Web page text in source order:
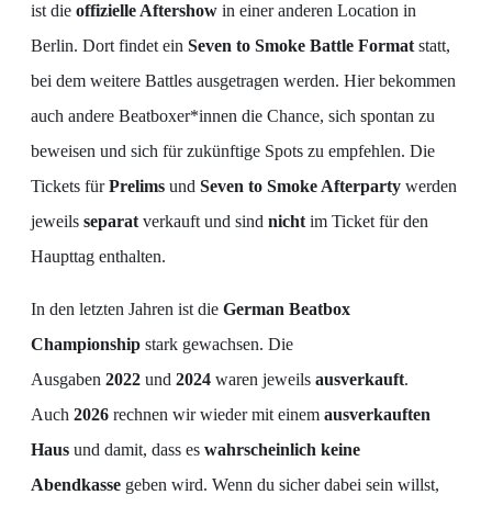
ist die offizielle Aftershow in einer anderen Location in
Berlin. Dort findet ein Seven to Smoke Battle Format statt,
bei dem weitere Battles ausgetragen werden. Hier bekommen
auch andere Beatboxer*innen die Chance, sich spontan zu
beweisen und sich für zukünftige Spots zu empfehlen. Die
Tickets fürPrelims und Seven to Smoke Afterparty werden
jeweils separat verkauft und sind nicht im Ticket für den
Haupttag enthalten.
In den letzten Jahren ist die German Beatbox
Championship stark gewachsen. Die
Ausgaben 2022 und 2024 waren jeweils ausverkauft.
Auch 2026 rechnen wir wieder mit einem ausverkauften
Haus und damit, dass es wahrscheinlich keine
Abendkasse geben wird. Wenn du sicher dabei sein willst,